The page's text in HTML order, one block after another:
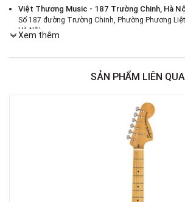
Việt Thương Music - 187 Trường Chinh, Hà
Số 187 đường Trường Chinh, Phường Phương
Hà Nội
386 Cách Mạng Tháng Tám, Phường Nhiêu Lộc,
Việt Thương Music - 180 Võ Thị Sáu
Việt Thương Music - 442 Lũy Bán Bích
442 Lũy Bán Bích, Phường Tân Phú, TPHCM,
Việt Thương Music - 12 Quốc Hương
Tầng G, Tòa nhà Thảo Điền Pearl, 12 Quốc
Việt Thương Music - Phường Gò Vấp
11 Đường số 3, Khu dân cư Cityland Park Hill,
Xem thêm
SẢN PHẨM LIÊN